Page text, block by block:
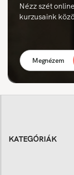
Nézz szét
kurzusaink
Megnézem
KATEGÓRIÁK